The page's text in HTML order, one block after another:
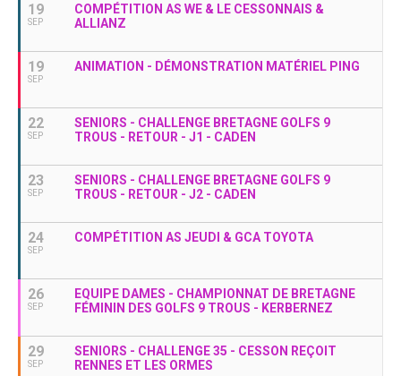
19
SEP
COMPÉTITION AS WE & LE CESSONNAIS &
ALLIANZ
19
SEP
ANIMATION - DÉMONSTRATION MATÉRIEL PING
22
SEP
SENIORS - CHALLENGE BRETAGNE GOLFS 9
TROUS - RETOUR - J1 - CADEN
23
SEP
SENIORS - CHALLENGE BRETAGNE GOLFS 9
TROUS - RETOUR - J2 - CADEN
24
SEP
COMPÉTITION AS JEUDI & GCA TOYOTA
26
SEP
EQUIPE DAMES - CHAMPIONNAT DE BRETAGNE
FÉMININ DES GOLFS 9 TROUS - KERBERNEZ
29
SEP
SENIORS - CHALLENGE 35 - CESSON REÇOIT
RENNES ET LES ORMES